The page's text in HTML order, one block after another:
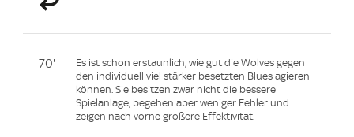
70'
Es ist schon erstaunlich, wie gut die Wolves gegen
den individuell viel stärker besetzten Blues agieren
können. Sie besitzen zwar nicht die bessere
Spielanlage, begehen aber weniger Fehler und
zeigen nach vorne größere Effektivität.